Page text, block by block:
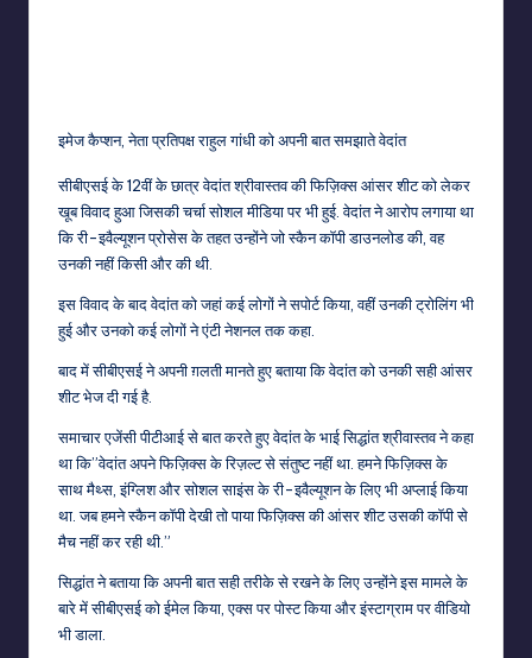
इमेज कैप्शन,नेता प्रतिपक्ष राहुल गांधी को अपनी बात समझाते वेदांत
सीबीएसई के 12वीं के छात्र वेदांत श्रीवास्तव की फिज़िक्स आंसर शीट को लेकर
खूब विवाद हुआ जिसकी चर्चा सोशल मीडिया पर भी हुई. वेदांत ने आरोप लगाया था
कि री-इवैल्यूशन प्रोसेस के तहत उन्होंने जो स्कैन कॉपी डाउनलोड की, वह
उनकी नहीं किसी और की थी.
इस विवाद के बाद वेदांत को जहां कई लोगों ने सपोर्ट किया, वहीं उनकी ट्रोलिंग भी
हुई और उनको कई लोगों ने एंटी नेशनल तक कहा.
बाद में सीबीएसई ने अपनी ग़लती मानते हुए बताया कि वेदांत को उनकी सही आंसर
शीट भेज दी गई है.
समाचार एजेंसी पीटीआई से बात करते हुए वेदांत के भाई सिद्धांत श्रीवास्तव ने कहा
था कि”वेदांत अपने फिज़िक्स के रिज़ल्ट से संतुष्ट नहीं था. हमने फिज़िक्स के
साथ मैथ्स, इंग्लिश और सोशल साइंस के री-इवैल्यूशन के लिए भी अप्लाई किया
था. जब हमने स्कैन कॉपी देखी तो पाया फिज़िक्स की आंसर शीट उसकी कॉपी से
मैच नहीं कर रही थी.”
सिद्धांत ने बताया कि अपनी बात सही तरीके से रखने के लिए उन्होंने इस मामले के
बारे में सीबीएसई को ईमेल किया, एक्स पर पोस्ट किया और इंस्टाग्राम पर वीडियो
भी डाला.